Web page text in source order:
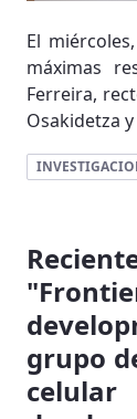
El
máximas
Ferreira,
Osakidetza
grupo